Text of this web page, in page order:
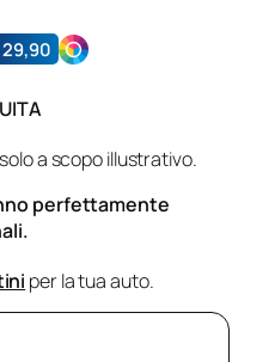
29,90
a scopo illustrativo.
perfettamente
per la tua auto.